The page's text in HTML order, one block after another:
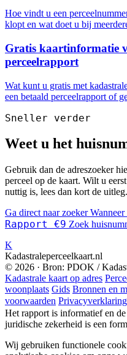
Hoe vindt u een
klopt en wat doet u bij
Gratis kaartinformatie
perceelrapport
Wat kunt u gratis met
een betaald perceelrapport of
Sneller verder
Weet u het
Gebruik dan de adreszoeker
perceel op de kaart. Wilt u
nuttig is, lees dan kort de uitleg.
Ga direct naar zoeker
Rapport €9 Zoek
K
Kadastraleperceelkaart.nl
© 2026 · Bron: PDOK /
Kadastrale kaart op adres
woonplaats Gids Bronnen en
voorwaarden Privacyverklaring
Het rapport is informatief en
juridische zekerheid is een
Wij gebruiken functionele